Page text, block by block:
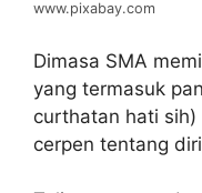
www.pixabay.com
Dimasa SMA
yang termasuk
curthatan hati
cerpen tentang